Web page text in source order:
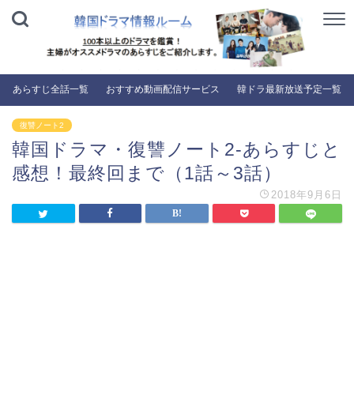
あらすじ全話一覧 おすすめ動画配信サービス 韓ドラ最新放送予定一覧
復讐ノート2
韓国ドラマ・復讐ノート2-あらすじと
感想！最終回まで（1話～3話）
2018年9月6日